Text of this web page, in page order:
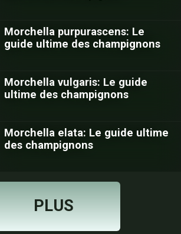
Morchella purpurascens: Le
guide ultime des champignons
Morchella vulgaris: Le guide
ultime des champignons
Morchella elata: Le guide ultime
des champignons
PLUS